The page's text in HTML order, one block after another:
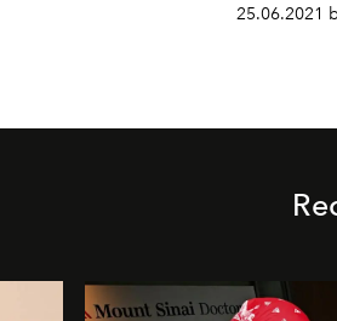
25.06.2021